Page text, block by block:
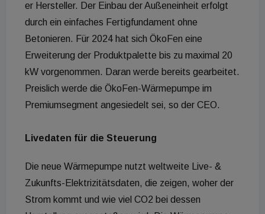
er Hersteller. Der Einbau der Außeneinheit erfolgt
durch ein einfaches Fertigfundament ohne
Betonieren. Für 2024 hat sich ÖkoFen eine
Erweiterung der Produktpalette bis zu maximal 20
kW vorgenommen. Daran werde bereits gearbeitet.
Preislich werde die ÖkoFen-Wärmepumpe im
Premiumsegment angesiedelt sei, so der CEO.
Livedaten für die Steuerung
Die neue Wärmepumpe nutzt weltweite Live- &
Zukunfts-Elektrizitätsdaten, die zeigen, woher der
Strom kommt und wie viel CO2 bei dessen